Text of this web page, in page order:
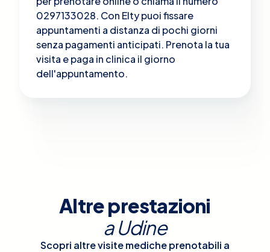
0297133028. Con Elty puoi fissare
appuntamenti a distanza di pochi giorni
senza pagamenti anticipati. Prenota la tua
visita e paga in clinica il giorno
dell'appuntamento.
Altre prestazioni
aUdine
Scopri altre visite mediche prenotabili a